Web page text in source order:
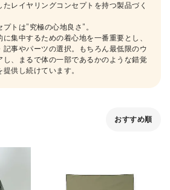
たレイヤリングコンセプトを持つ製品づく
トは"究極の心地良さ"。
集中するための着心地を一番重要とし、
事やパーツの選択。もちろん最低限のウ
し、まるで体の一部であるかのような錯覚
供し続けています。
おすすめ順